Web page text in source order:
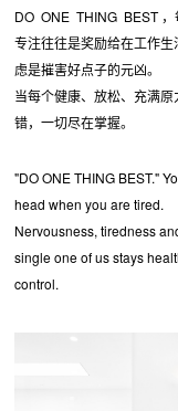
DO ONE THING BEST ，
专注往往是奖励给在工作
虑是摧害好点子的元凶。
当每个健康、放松、充满
错，一切尽在掌握。
"DO ONE THING BEST."
head when you are tired.
Nervousness, tiredness
single one of us stays
control.